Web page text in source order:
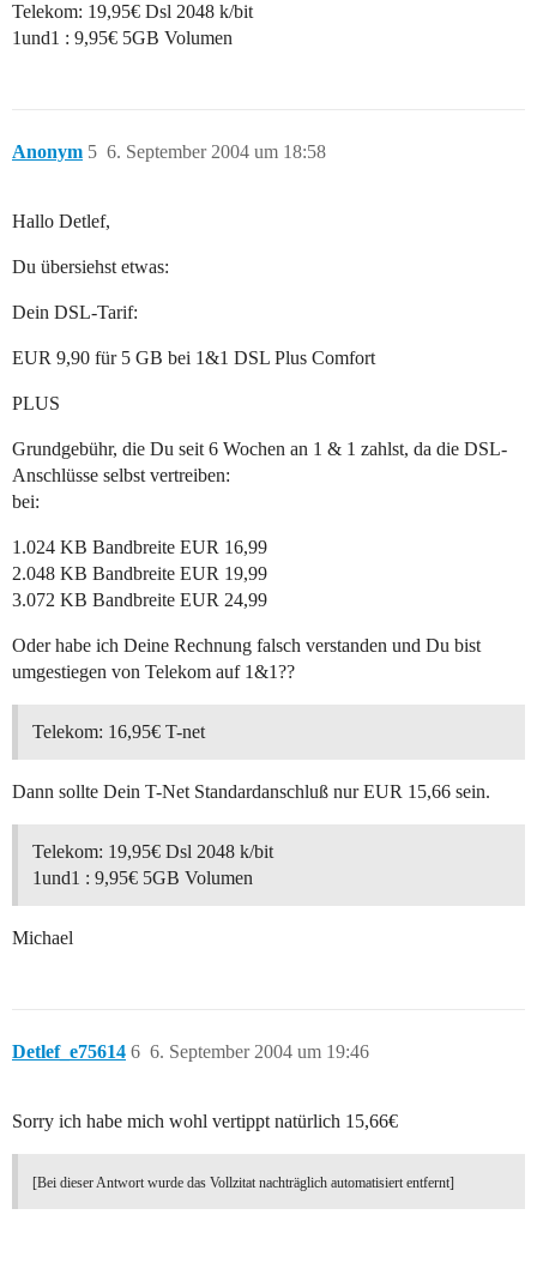
Telekom: 19,95€ Dsl 2048 k/bit
1und1 : 9,95€ 5GB Volumen
Anonym 6. September 2004 um 18:58
5
Hallo Detlef,
Du übersiehst etwas:
Dein DSL-Tarif:
EUR 9,90 für 5 GB bei 1&1 DSL Plus Comfort
PLUS
Grundgebühr, die Du seit 6 Wochen an 1 & 1 zahlst, da die DSL-
Anschlüsse selbst vertreiben:
bei:
1.024 KB Bandbreite EUR 16,99
2.048 KB Bandbreite EUR 19,99
3.072 KB Bandbreite EUR 24,99
Oder habe ich Deine Rechnung falsch verstanden und Du bist
umgestiegen von Telekom auf 1&1??
Telekom: 16,95€ T-net
Dann sollte Dein T-Net Standardanschluß nur EUR 15,66 sein.
Telekom: 19,95€ Dsl 2048 k/bit
1und1 : 9,95€ 5GB Volumen
Michael
Detlef_e75614 6. September 2004 um 19:46
6
Sorry ich habe mich wohl vertippt natürlich 15,66€
[Bei dieser Antwort wurde das Vollzitat nachträglich automatisiert entfernt]